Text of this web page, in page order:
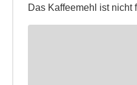
Das Kaffeemehl ist nicht